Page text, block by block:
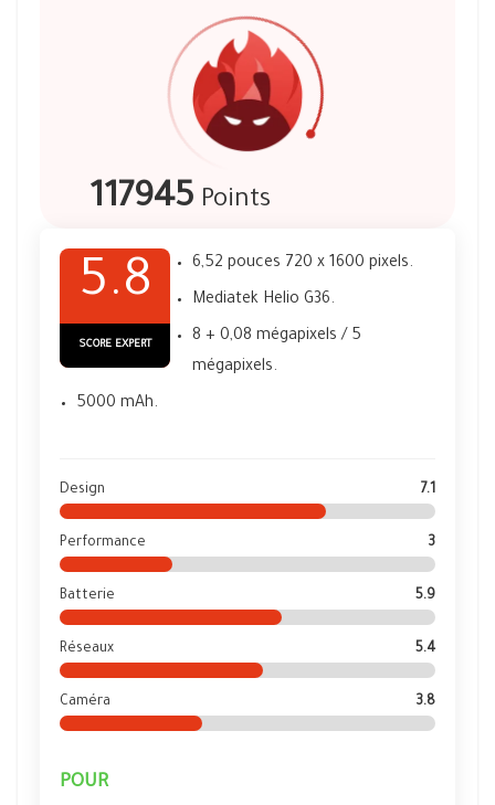
117945 Points
5.8
SCORE EXPERT
6,52 pouces 720 x 1600 pixels.
Mediatek Helio G36.
8 + 0,08 mégapixels / 5
mégapixels.
5000 mAh.
Design 7.1
Performance 3
Batterie 5.9
Réseaux 5.4
Caméra 3.8
POUR